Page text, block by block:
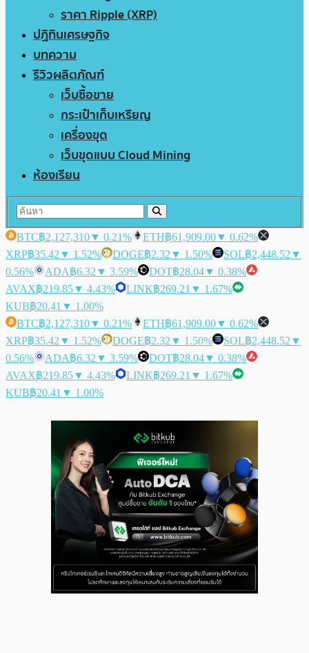
ราคา Ripple (XRP)
ปฏิทินเศรษฐกิจ
บทความ
รีวิวผลิตภัณฑ์
เว็บซื้อขาย
กระเป๋าเก็บเหรียญ
เครื่องขุด
เว็บขุดแบบ Cloud Mining
ห้องเรียน
BTC฿2,127,310▼ 0.21% ETH฿61,909.00▼ 0.62%
XRP฿35.42 ▼ 1.52% DOGE฿2.32 ▼ 1.50% SOL฿2,448.52 ▼
0.56%
ADA฿6.32 ▼ 3.59% DOT฿28.04▼ 0.38%
AVAX฿219.85▼ 4.43% LINK฿269.21 ▼ 1.67%
KUB฿20.41 ▼ 1.00%
BTC฿2,127,310▼ 0.21% ETH฿61,909.00▼ 0.62%
XRP฿35.42 ▼ 1.52% DOGE฿2.32 ▼ 1.50% SOL฿2,448.52 ▼
0.56%
ADA฿6.32 ▼ 3.59% DOT฿28.04▼ 0.38%
AVAX฿219.85▼ 4.43% LINK฿269.21 ▼ 1.67%
KUB฿20.41 ▼ 1.00%